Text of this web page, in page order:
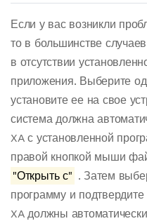
Если у вас возникли
то в большинстве
в отсутствии
приложения. Выберите
установите ее на свое
система должна
XA с установленной
правой кнопкой мыши
"Открыть с" . Затем
программу и
XA должны